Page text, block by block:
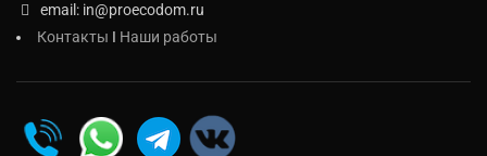
email: in@proecodom.ru
Контакты I Наши работы